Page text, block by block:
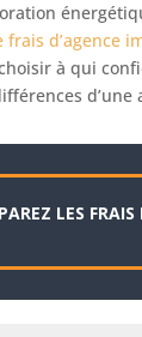
frais d’agence
à qui
d’une
LES